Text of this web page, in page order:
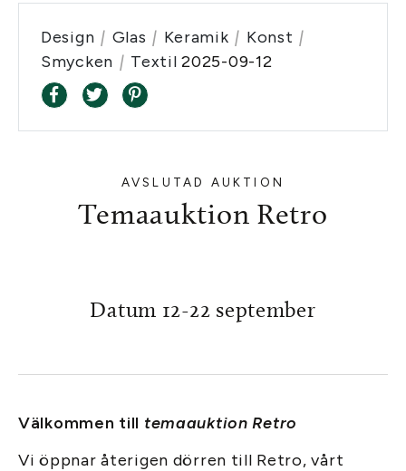
Design | Glas | Keramik | Konst |
Smycken | Textil2025-09-12
AVSLUTAD AUKTION
Temaauktion Retro
Datum 12-22 september
Välkommen till temaauktion Retro
Vi öppnar återigen dörren till Retro, vårt